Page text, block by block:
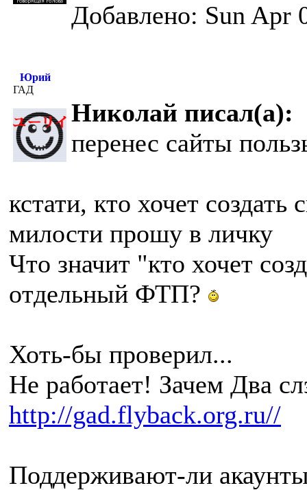
Добавлено: Sun Apr
Юрий
ГАД
Николай писал(а):
перенес сайты
кстати, кто хочет создать
милости прошу в личку
Что значит "кто хочет
отдельный ФТП?
Хоть-бы проверил...
Не работает! Зачем Два
http://gad.flyback.org.ru//
Поддерживают-ли